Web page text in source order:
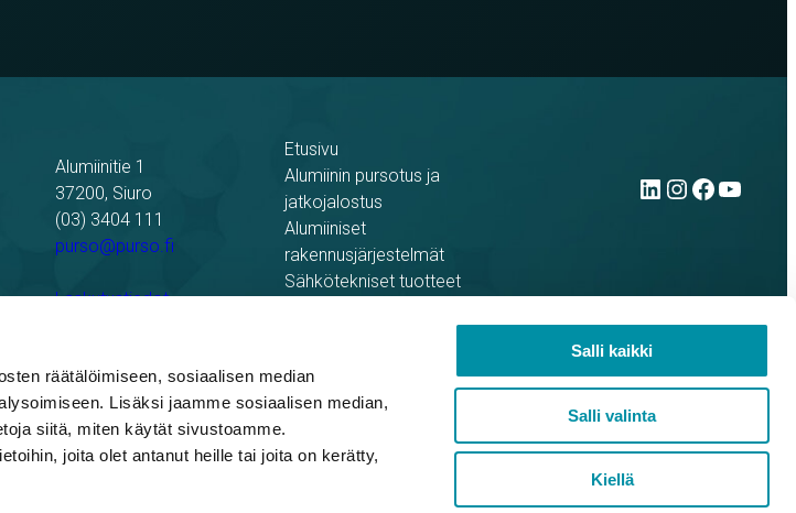
räätälöimiseen, sosiaalisen median
Lisäksi jaamme sosiaalisen median,
siitä, miten käytät sivustoamme.
joita olet antanut heille tai joita on kerätty,
Salli kaikki
Salli valinta
Kiellä
Alumiinitie 1
37200, Siuro
(03) 3404 111
purso@purso.fi
Laskutustiedot
Etusivu
Alumiinin pursotus ja
jatkojalostus
Alumiiniset
rakennusjärjestelmät
Sähkötekniset tuotteet
LinkedIn